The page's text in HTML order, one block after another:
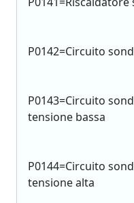
P0142=Circuito
P0143=Circuito
tensione bassa
P0144=Circuito
tensione alta